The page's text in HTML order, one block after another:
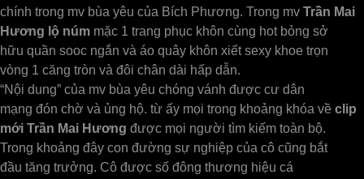
chính trong mv bùa yêu của Bích Phương. Trong mv Trần Mai
Hương lộ núm mặc 1 trang phục khôn cùng hot bỏng sở
hữu quần sooc ngắn và áo quây khôn xiết sexy khoe trọn
vòng 1 căng tròn và đôi chân dài hấp dẫn.
“Nội dung” của mv bùa yêu chóng vánh được cư dân
mạng đón chờ và ủng hộ. từ ấy mọi trong khoảng khóa về clip
mới Trần Mai Hương được mọi người tìm kiếm toàn bộ.
Trong khoảng đây con đường sự nghiệp của cô cũng bắt
đầu tăng trưởng. Cô được số đông thương hiệu cá